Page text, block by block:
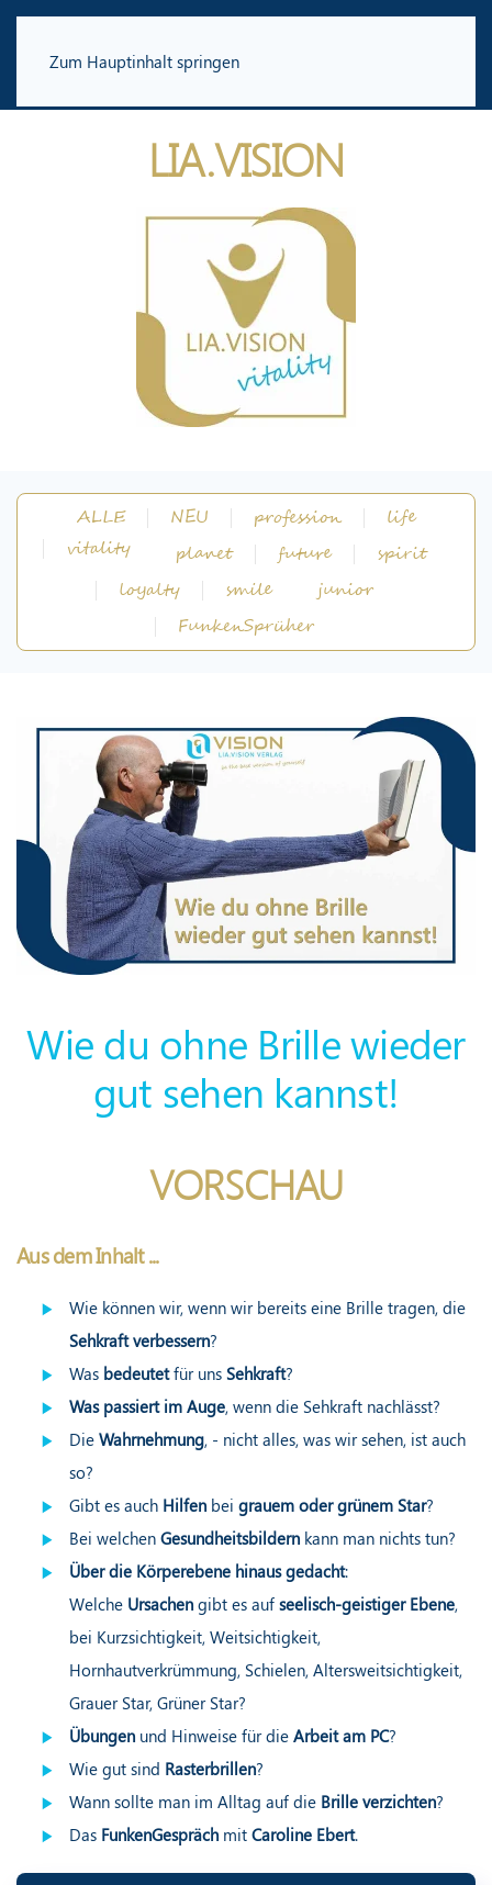
Zum Hauptinhalt springen
LIA.VISION
ALLE NEU profession
life
vitality
planet future
spirit
loyalty
smile
junior
FunkenSprüher
Wie du ohne Brille wieder
gut sehen kannst!
VORSCHAU
Aus dem Inhalt ...
Wie können wir, wenn wir bereits eine Brille tragen, die
Sehkraft verbessern?
Was bedeutetfür uns Sehkraft?
Was passiert im Auge, wenn die Sehkraft nachlässt?
Die Wahrnehmung, - nicht alles, was wir sehen, ist auch
so?
Gibt es auch Hilfen bei grauem oder grünem Star?
Bei welchen Gesundheitsbildern kann man nichts tun?
Über die Körperebene hinaus gedacht:
Welche Ursachen gibt es auf seelisch-geistiger Ebene,
bei Kurzsichtigkeit, Weitsichtigkeit,
Hornhautverkrümmung, Schielen, Altersweitsichtigkeit,
Grauer Star, Grüner Star?
Übungen und Hinweise für die Arbeit am PC?
Wie gut sind Rasterbrillen?
Wann sollte man im Alltag auf die Brille verzichten?
Das FunkenGespräch mit Caroline Ebert.